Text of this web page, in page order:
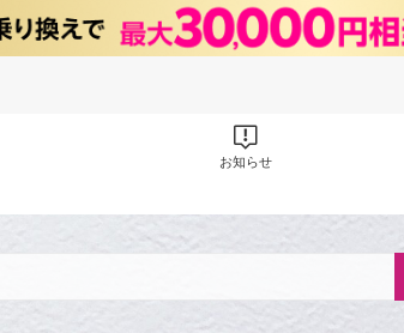
お知らせ